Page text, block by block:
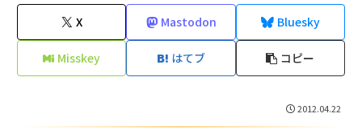
X Mastodon Bluesky
Misskey はてブ コピー
2012.04.22